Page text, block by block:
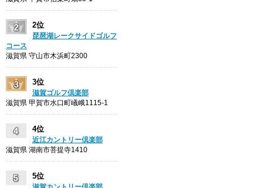
2位
琵琶湖レークサイドゴルフ
コース
滋賀県 守山市木浜町2300
3位
滋賀ゴルフ倶楽部
滋賀県 甲賀市水口町嶬峨1115-1
4位
近江カントリー倶楽部
滋賀県 湖南市菩提寺1410
5位
滋賀カントリー倶楽部